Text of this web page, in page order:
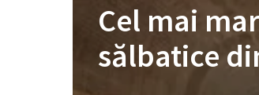
Cel mai
sălbatice